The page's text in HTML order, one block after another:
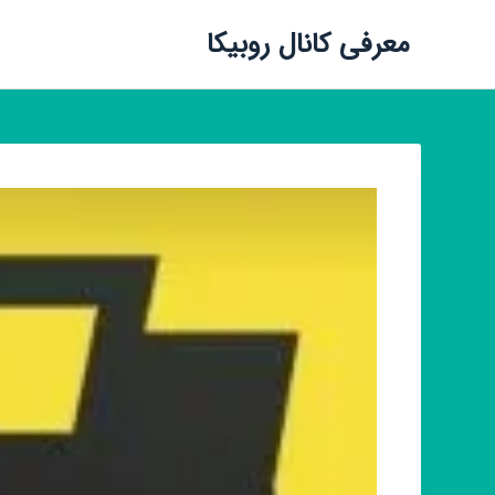
معرفی کانال روبیکا